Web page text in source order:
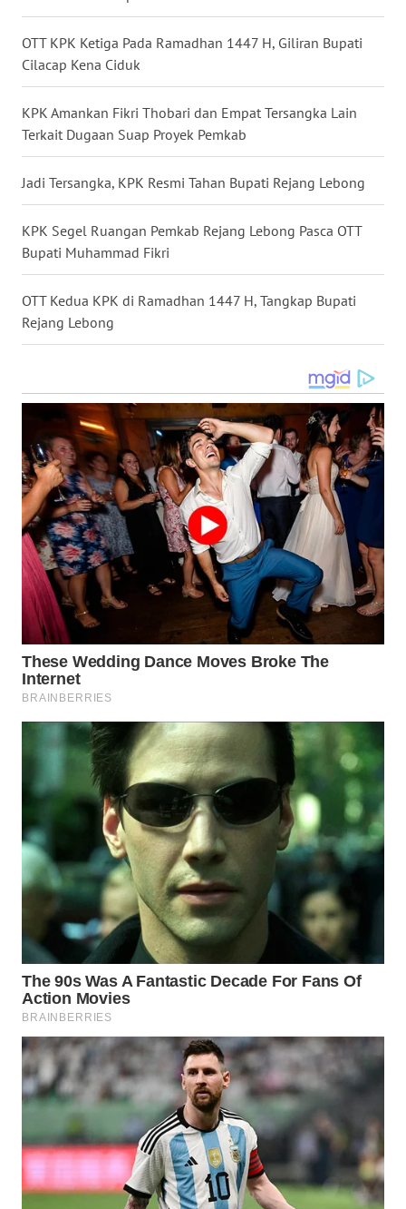
OTT KPK Ketiga Pada Ramadhan 1447 H, Giliran Bupati
Cilacap Kena Ciduk
KPK Amankan Fikri Thobari dan Empat Tersangka Lain
Terkait Dugaan Suap Proyek Pemkab
Jadi Tersangka, KPK Resmi Tahan Bupati Rejang Lebong
KPK Segel Ruangan Pemkab Rejang Lebong Pasca OTT
Bupati Muhammad Fikri
OTT Kedua KPK di Ramadhan 1447 H, Tangkap Bupati
Rejang Lebong
WN
WN
KALTARA
WN
KALSEL
WN
KALTIM
WN
WN
GORONTALO
WN
SULUT
WN
MALUKU
WN
MALUT
WN
DAIRI
WN
TOBA
WN
NIAS
WN
LANGKAT
WN
TAPANULI
SELATAN
WN
TANJUNG
LESUNG
WN
KARO